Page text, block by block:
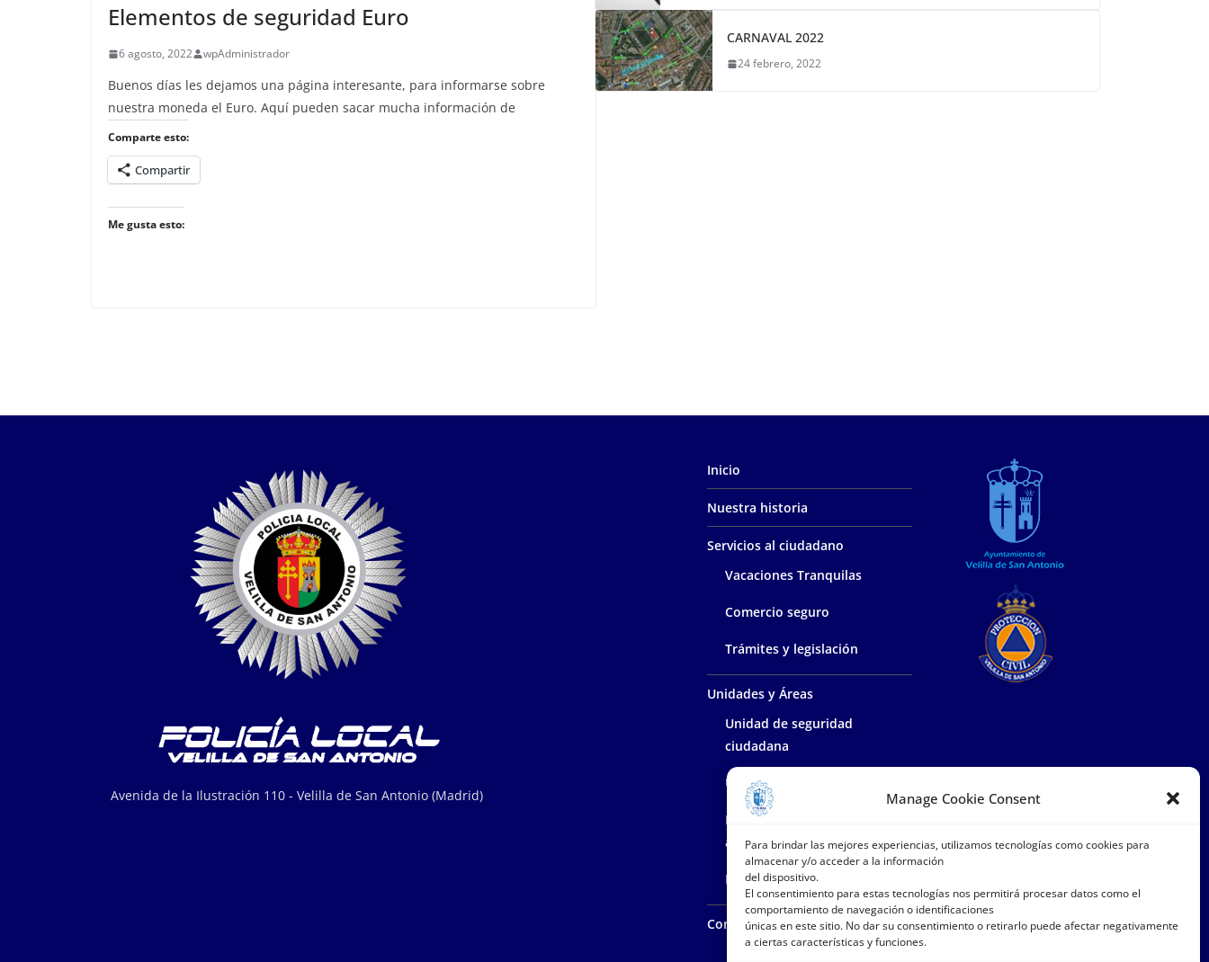
Manage Cookie Consent
Para brindar las mejores experiencias, utilizamos tecnologías como cookies para
almacenar y/o acceder a la información
del dispositivo.
El consentimiento para estas tecnologías nos permitirá procesar datos como el
comportamiento de navegación o identificaciones
únicas en este sitio. No dar su consentimiento o retirarlo puede afectar negativamente
a ciertas características y funciones.
Elementos de seguridad Euro
6 agosto, 2022 wpAdministrador
Buenos días les dejamos una página interesante, para informarse sobre
nuestra moneda el Euro. Aquí pueden sacar mucha información de
Comparte esto:
Compartir
Me gusta esto:
CARNAVAL 2022
24 febrero, 2022
Avenida de la Ilustración 110 - Velilla de San Antonio (Madrid)
Inicio
Nuestra historia
Servicios al ciudadano
Vacaciones Tranquilas
Comercio seguro
Trámites y legislación
Unidades y Áreas
Unidad de seguridad
ciudadana
Unidad policía de proximidad
Protección del medio
ambiente
Policía administrativa
Contacta con nosotros